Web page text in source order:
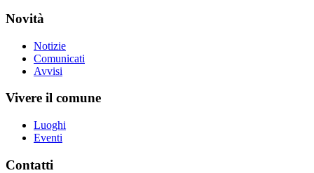
Novità
Notizie
Comunicati
Avvisi
Vivere il comune
Luoghi
Eventi
Contatti